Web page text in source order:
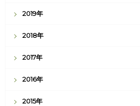
2019年
2018年
2017年
2016年
2015年